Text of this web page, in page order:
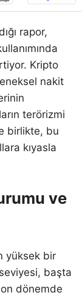
rapor,
Kripto
nakit
terörizmi
birlikte, bu
kıyasla
ve
yüksek bir
başta
dönemde